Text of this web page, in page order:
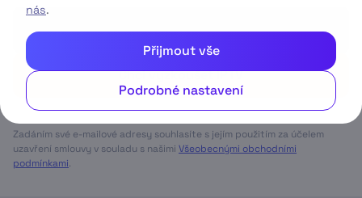
Chci vyzkoušet IPTV
Zadáním své e-mailové adresy souhlasíte s jejím použitím za účelem
uzavření smlouvy v souladu s našimi Všeobecnými obchodními
podmínkami.
nás.
Přijmout vše
Podrobné nastavení